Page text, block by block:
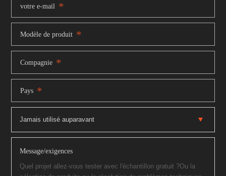
votre e-mail *
Modèle de produit *
Compagnie *
Pays *
Message/exigences